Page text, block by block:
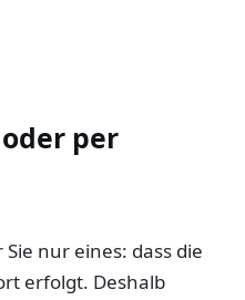
per
nur eines: dass die
erfolgt. Deshalb